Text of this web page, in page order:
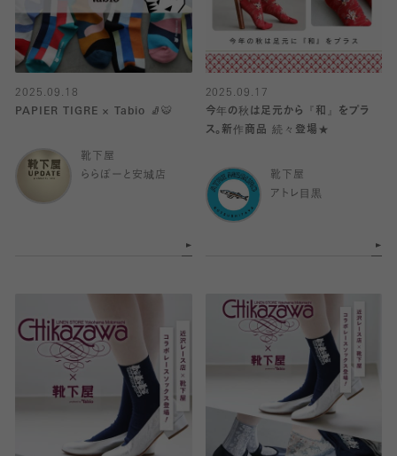
2025.09.18
PAPIER TIGRE × Tabio 🧦🐯
靴下屋
ららぽーと安城店
2025.09.17
今年の秋は足元から『和』をプラ
ス。新作商品 続々登場★
靴下屋
アトレ目黒